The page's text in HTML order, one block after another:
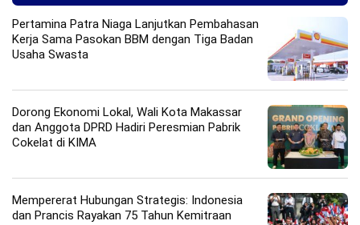
Pertamina Patra Niaga Lanjutkan Pembahasan
Kerja Sama Pasokan BBM dengan Tiga Badan
Usaha Swasta
Dorong Ekonomi Lokal, Wali Kota Makassar
dan Anggota DPRD Hadiri Peresmian Pabrik
Cokelat di KIMA
Mempererat Hubungan Strategis: Indonesia
dan Prancis Rayakan 75 Tahun Kemitraan